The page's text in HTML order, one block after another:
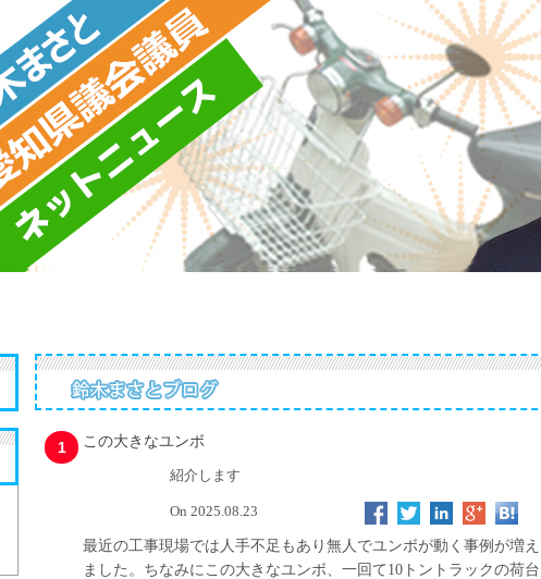
1 この大きなユンボ
紹介します
On 2025.08.23
最近の工事現場では人手不足もあり無人でユンボが動く事例が増え
ました。ちなみにこの大きなユンボ、一回て10トントラックの荷台